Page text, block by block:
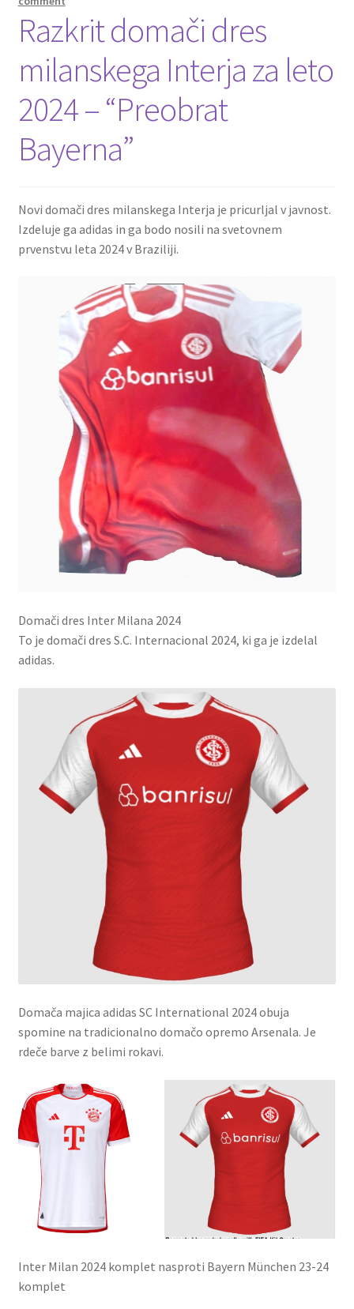
Razkrit domači dres
milanskega Interja za leto
2024 – “Preobrat
Bayerna”
Novi domači dres milanskega Interja je pricurljal v javnost.
Izdeluje ga adidas in ga bodo nosili na svetovnem
prvenstvu leta 2024 v Braziliji.
Domači dres Inter Milana 2024
To je domači dres S.C. Internacional 2024, ki ga je izdelal
adidas.
Domača majica adidas SC International 2024 obuja
spomine na tradicionalno domačo opremo Arsenala. Je
rdeče barve z belimi rokavi.
Inter Milan 2024 komplet nasproti Bayern München 23-24
komplet